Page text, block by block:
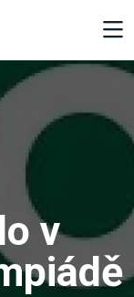
v